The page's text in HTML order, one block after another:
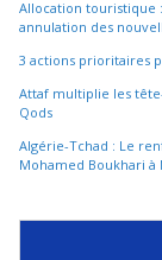
Allocation touristique
annulation des
3 actions prioritaires
Attaf multiplie les
Qods
Algérie-Tchad : Le
Mohamed Boukhari à